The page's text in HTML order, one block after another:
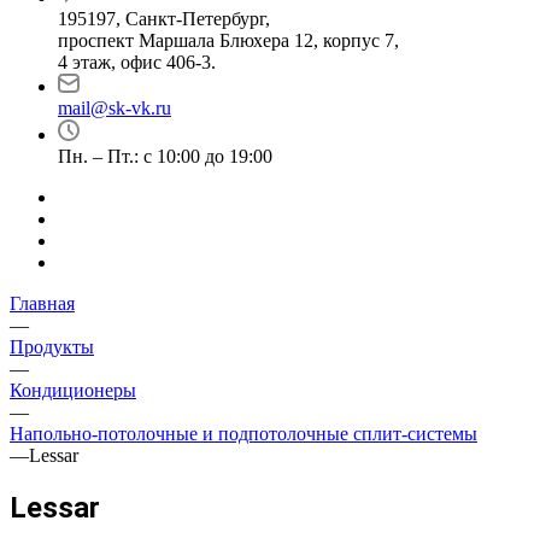
195197, Санкт-Петербург,
проспект Маршала Блюхера 12, корпус 7,
4 этаж, офис 406-3.
mail@sk-vk.ru
Пн. – Пт.: с 10:00 до 19:00
Главная
—
Продукты
—
Кондиционеры
—
Напольно-потолочные и подпотолочные сплит-системы
—Lessar
Lessar